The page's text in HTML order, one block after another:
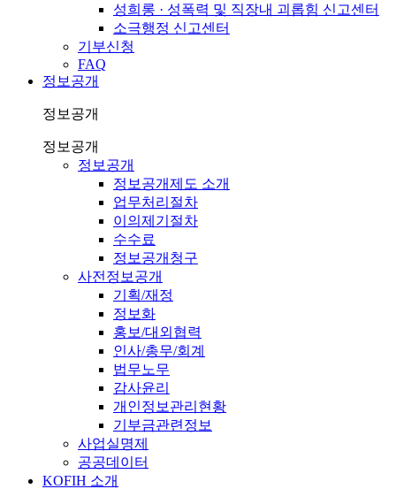
성희롱 · 성폭력 및 직장내 괴롭힘 신고센터
소극행정 신고센터
기부신청
FAQ
정보공개
정보공개
정보공개
정보공개
정보공개제도 소개
업무처리절차
이의제기절차
수수료
정보공개청구
사전정보공개
기획/재정
정보화
홍보/대외협력
인사/총무/회계
법무노무
감사윤리
개인정보관리현황
기부금관련정보
사업실명제
공공데이터
KOFIH 소개